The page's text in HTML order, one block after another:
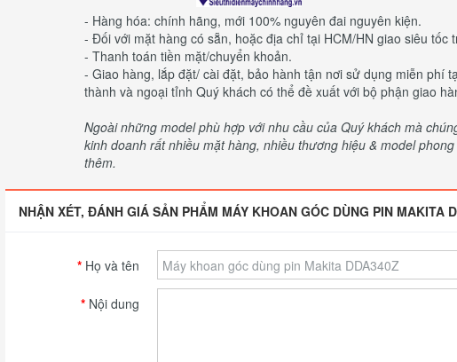
- Hàng hóa: chính hãng, mới 100% nguyên đai nguyên kiện.
- Đối với mặt hàng có sẵn, hoặc địa chỉ tại HCM/HN giao siêu tốc
- Thanh toán tiền mặt/chuyển khoản.
- Giao hàng, lắp đặt/ cài đặt, bảo hành tận nơi sử dụng miễn phí
thành và ngoại tỉnh Quý khách có thể đề xuất với bộ phận giao
Ngoài những model phù hợp với nhu cầu của Quý khách mà
kinh doanh rất nhiều mặt hàng, nhiều thương hiệu & model
thêm.
NHẬN XÉT, ĐÁNH GIÁ SẢN PHẨM MÁY KHOAN GÓC DÙNG PIN MAKITA
Họ và tên
Nội dung